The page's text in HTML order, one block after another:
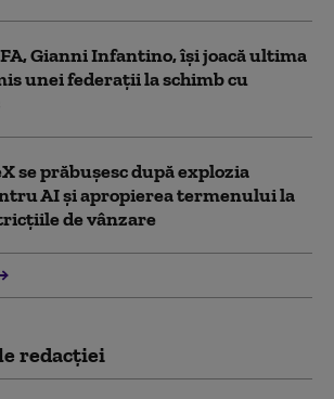
Gianni Infantino, îşi joacă ultima
unei federații la schimb cu
se prăbuşesc după explozia
AI şi apropierea termenului la
de vânzare
redacţiei